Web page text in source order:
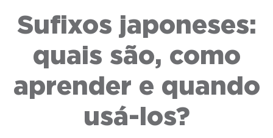
Sufixos japoneses:
quais são, como
aprender e quando
usá-los?